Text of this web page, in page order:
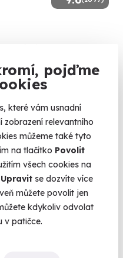
pojďme
které vám usnadní
zobrazení relevantního
můžeme také tyto
na tlačítko Povolit
všech cookies na
Upravit se dozvíte více
můžete povolit jen
kdykoliv odvolat
v patičce.